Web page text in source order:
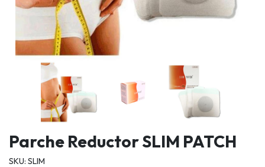
Parche Reductor SLIM PATCH
SKU: SLIM